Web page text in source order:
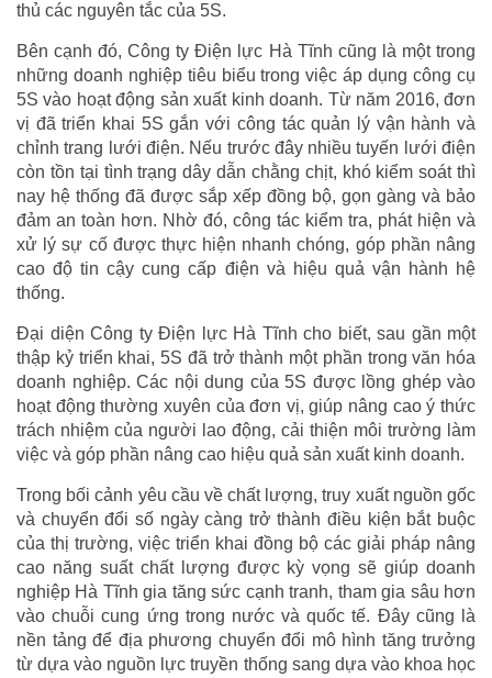
thủ các nguyên tắc của 5S.
Bên cạnh đó, Công ty Điện lực Hà Tĩnh cũng là một trong
những doanh nghiệp tiêu biểu trong việc áp dụng công cụ
5S vào hoạt động sản xuất kinh doanh. Từ năm 2016, đơn
vị đã triển khai 5S gắn với công tác quản lý vận hành và
chỉnh trang lưới điện. Nếu trước đây nhiều tuyến lưới điện
còn tồn tại tình trạng dây dẫn chằng chịt, khó kiểm soát thì
nay hệ thống đã được sắp xếp đồng bộ, gọn gàng và bảo
đảm an toàn hơn. Nhờ đó, công tác kiểm tra, phát hiện và
xử lý sự cố được thực hiện nhanh chóng, góp phần nâng
cao độ tin cậy cung cấp điện và hiệu quả vận hành hệ
thống.
Đại diện Công ty Điện lực Hà Tĩnh cho biết, sau gần một
thập kỷ triển khai, 5S đã trở thành một phần trong văn hóa
doanh nghiệp. Các nội dung của 5S được lồng ghép vào
hoạt động thường xuyên của đơn vị, giúp nâng cao ý thức
trách nhiệm của người lao động, cải thiện môi trường làm
việc và góp phần nâng cao hiệu quả sản xuất kinh doanh.
Trong bối cảnh yêu cầu về chất lượng, truy xuất nguồn gốc
và chuyển đổi số ngày càng trở thành điều kiện bắt buộc
của thị trường, việc triển khai đồng bộ các giải pháp nâng
cao năng suất chất lượng được kỳ vọng sẽ giúp doanh
nghiệp Hà Tĩnh gia tăng sức cạnh tranh, tham gia sâu hơn
vào chuỗi cung ứng trong nước và quốc tế. Đây cũng là
nền tảng để địa phương chuyển đổi mô hình tăng trưởng
từ dựa vào nguồn lực truyền thống sang dựa vào khoa học